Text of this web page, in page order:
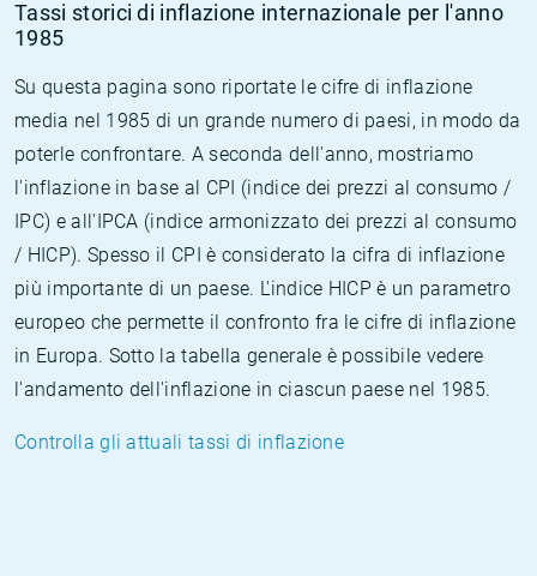
Tassi storici di inflazione internazionale per l'anno
1985
Su questa pagina sono riportate le cifre di inflazione
media nel 1985 di un grande numero di paesi, in modo da
poterle confrontare. A seconda dell'anno, mostriamo
l'inflazione in base al CPI (indice dei prezzi al consumo /
IPC) e all'IPCA (indice armonizzato dei prezzi al consumo
/ HICP). Spesso il CPI è considerato la cifra di inflazione
più importante di un paese. L'indice HICP è un parametro
europeo che permette il confronto fra le cifre di inflazione
in Europa. Sotto la tabella generale è possibile vedere
l'andamento dell'inflazione in ciascun paese nel 1985.
Controlla gli attuali tassi di inflazione